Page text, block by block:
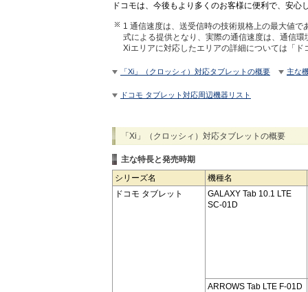
ドコモは、今後もより多くのお客様に便利で、安
1 通信速度は、送受信時の技術規格上の最大値
式による提供となり、実際の通信速度は、通信
Xiエリアに対応したエリアの詳細については「
「Xi」（クロッシィ）対応タブレットの概要 主な
ドコモ タブレット対応周辺機器リスト
「Xi」（クロッシィ）対応タブレットの概要
主な特長と発売時期
シリーズ名
機種名
ドコモ タブレット
GALAXY Tab 10.1 LTE
SC-01D
ARROWS Tab LTE F-01D